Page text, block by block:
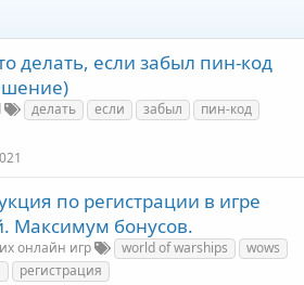
делать, если забыл пин-код
делать если забыл
пин-код
по регистрации в игре
Максимум бонусов.
онлайн игр world of warships
wows
регистрация